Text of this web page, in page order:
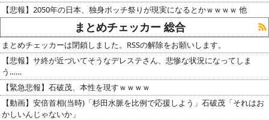
【悲報】2050年の日本、独身ボッチ祭りが現実になるとかｗｗｗｗ 他
まとめチェッカー 総合
まとめチェッカーは閉鎖しました。RSSの解除をお願いします。
【悲報】サ終が近づいてそうなデレステさん、悲惨な状況になってしま
う……
【緊急悲報】石破茂、本性を現すｗｗｗｗ
【動画】安倍首相(当時)「杉田水脈を比例で応援しよう」石破茂「それはお
かしいんじゃないか」